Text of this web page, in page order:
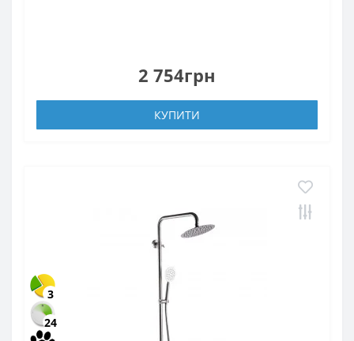
2 754грн
КУПИТИ
3
24